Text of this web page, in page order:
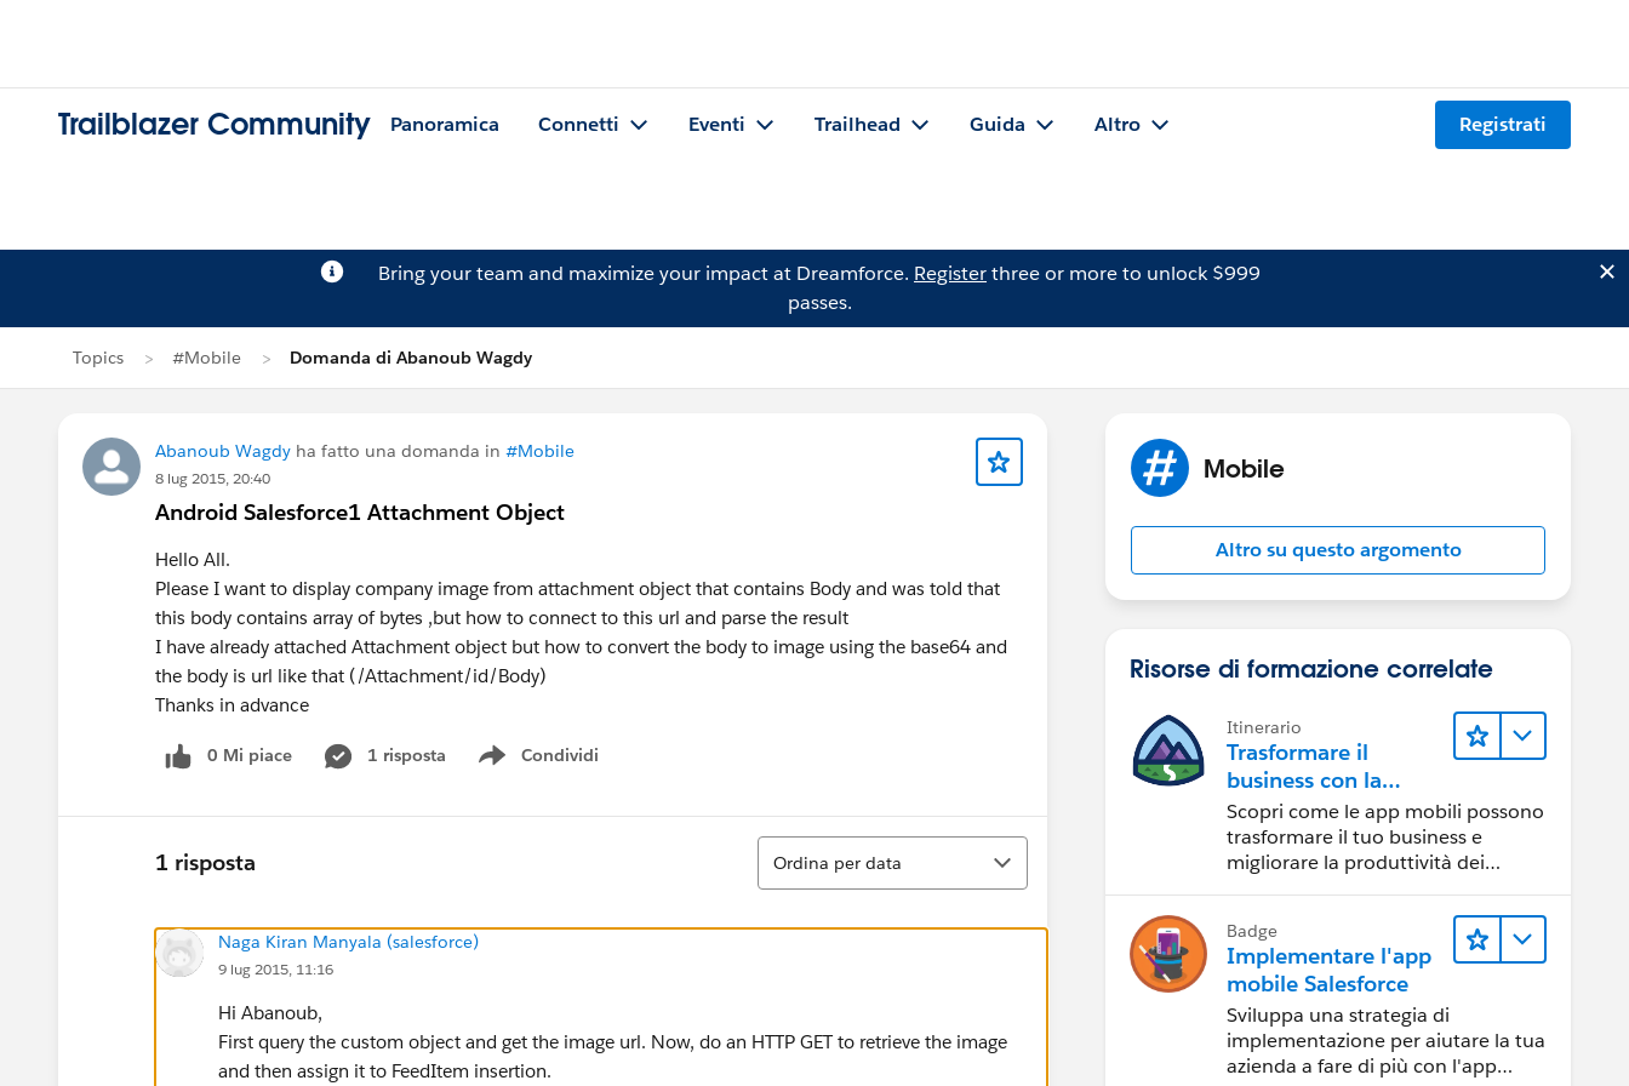
Trailblazer Community Panoramica Connetti Eventi Trailhead Guida Altro Registrati
Bring your team and maximize your impact at Dreamforce. Registerthree or more to unlock $999
passes.
Topics #Mobile Domanda di Abanoub Wagdy
Abanoub Wagdy ha fatto una domanda in #Mobile
8 lug 2015, 20:40
Android Salesforce1 Attachment Object
Hello All.
Please I want to display company image from attachment object that contains Body and was told that
this body contains array of bytes ,but how to connect to this url and parse the result
I have already attached Attachment object but how to convert the body to image using the base64 and
the body is url like that (/Attachment/id/Body)
Thanks in advance
0 Mi piace 1 risposta Condividi
Show menu
1 risposta
Ordina
Ordina per data
Naga Kiran Manyala (salesforce)
9 lug 2015, 11:16
Hi Abanoub,
First query the custom object and get the image url. Now, do an HTTP GET to retrieve the image
and then assign it to FeedItem insertion.
Mobile
Altro su questo argomento
Risorse di formazione correlate
Itinerario
Trasformare il
business con la
tecnologia mobile
Scopri come le app mobili possono
trasformare il tuo business e
migliorare la produttività dei
Badge
Implementare l'app
mobile Salesforce
Sviluppa una strategia di
implementazione per aiutare la tua
azienda a fare di più con l'app